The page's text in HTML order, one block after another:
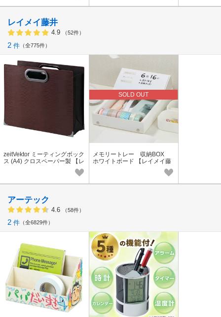
レイメイ藤井
4.9 （52件）
2 件 全775件
zeitVektor ミーティングボック
ス (A4) クロスペーパー製 【レ
SOLD OUT
メモリートレー 収納BOX
ホワイトボード 【レイメイ藤
アーテック
4.6 （58件）
2 件 全6829件